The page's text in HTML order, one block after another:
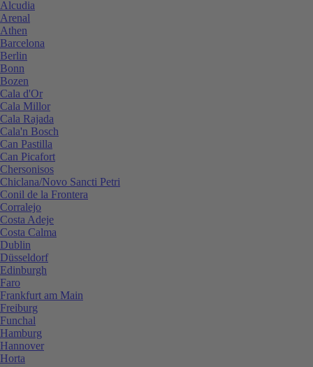
Alcudia
Arenal
Athen
Barcelona
Berlin
Bonn
Bozen
Cala d'Or
Cala Millor
Cala Rajada
Cala'n Bosch
Can Pastilla
Can Picafort
Chersonisos
Chiclana/Novo Sancti Petri
Conil de la Frontera
Corralejo
Costa Adeje
Costa Calma
Dublin
Düsseldorf
Edinburgh
Faro
Frankfurt am Main
Freiburg
Funchal
Hamburg
Hannover
Horta